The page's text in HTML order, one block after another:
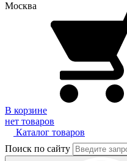
Москва
В корзине
нет товаров
Каталог товаров
Поиск по сайту